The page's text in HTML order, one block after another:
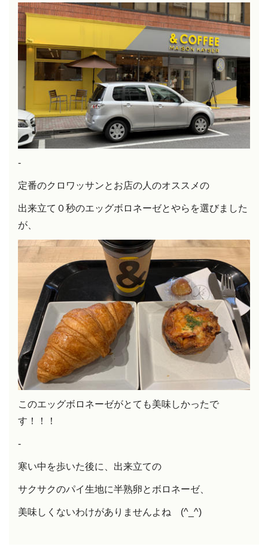
-
定番のクロワッサンとお店の人のオススメの
出来立て０秒のエッグボロネーゼとやらを選びました
が、
このエッグボロネーゼがとても美味しかったで
す！！！
-
寒い中を歩いた後に、出来立ての
サクサクのパイ生地に半熟卵とボロネーゼ、
美味しくないわけがありませんよね (^_^)